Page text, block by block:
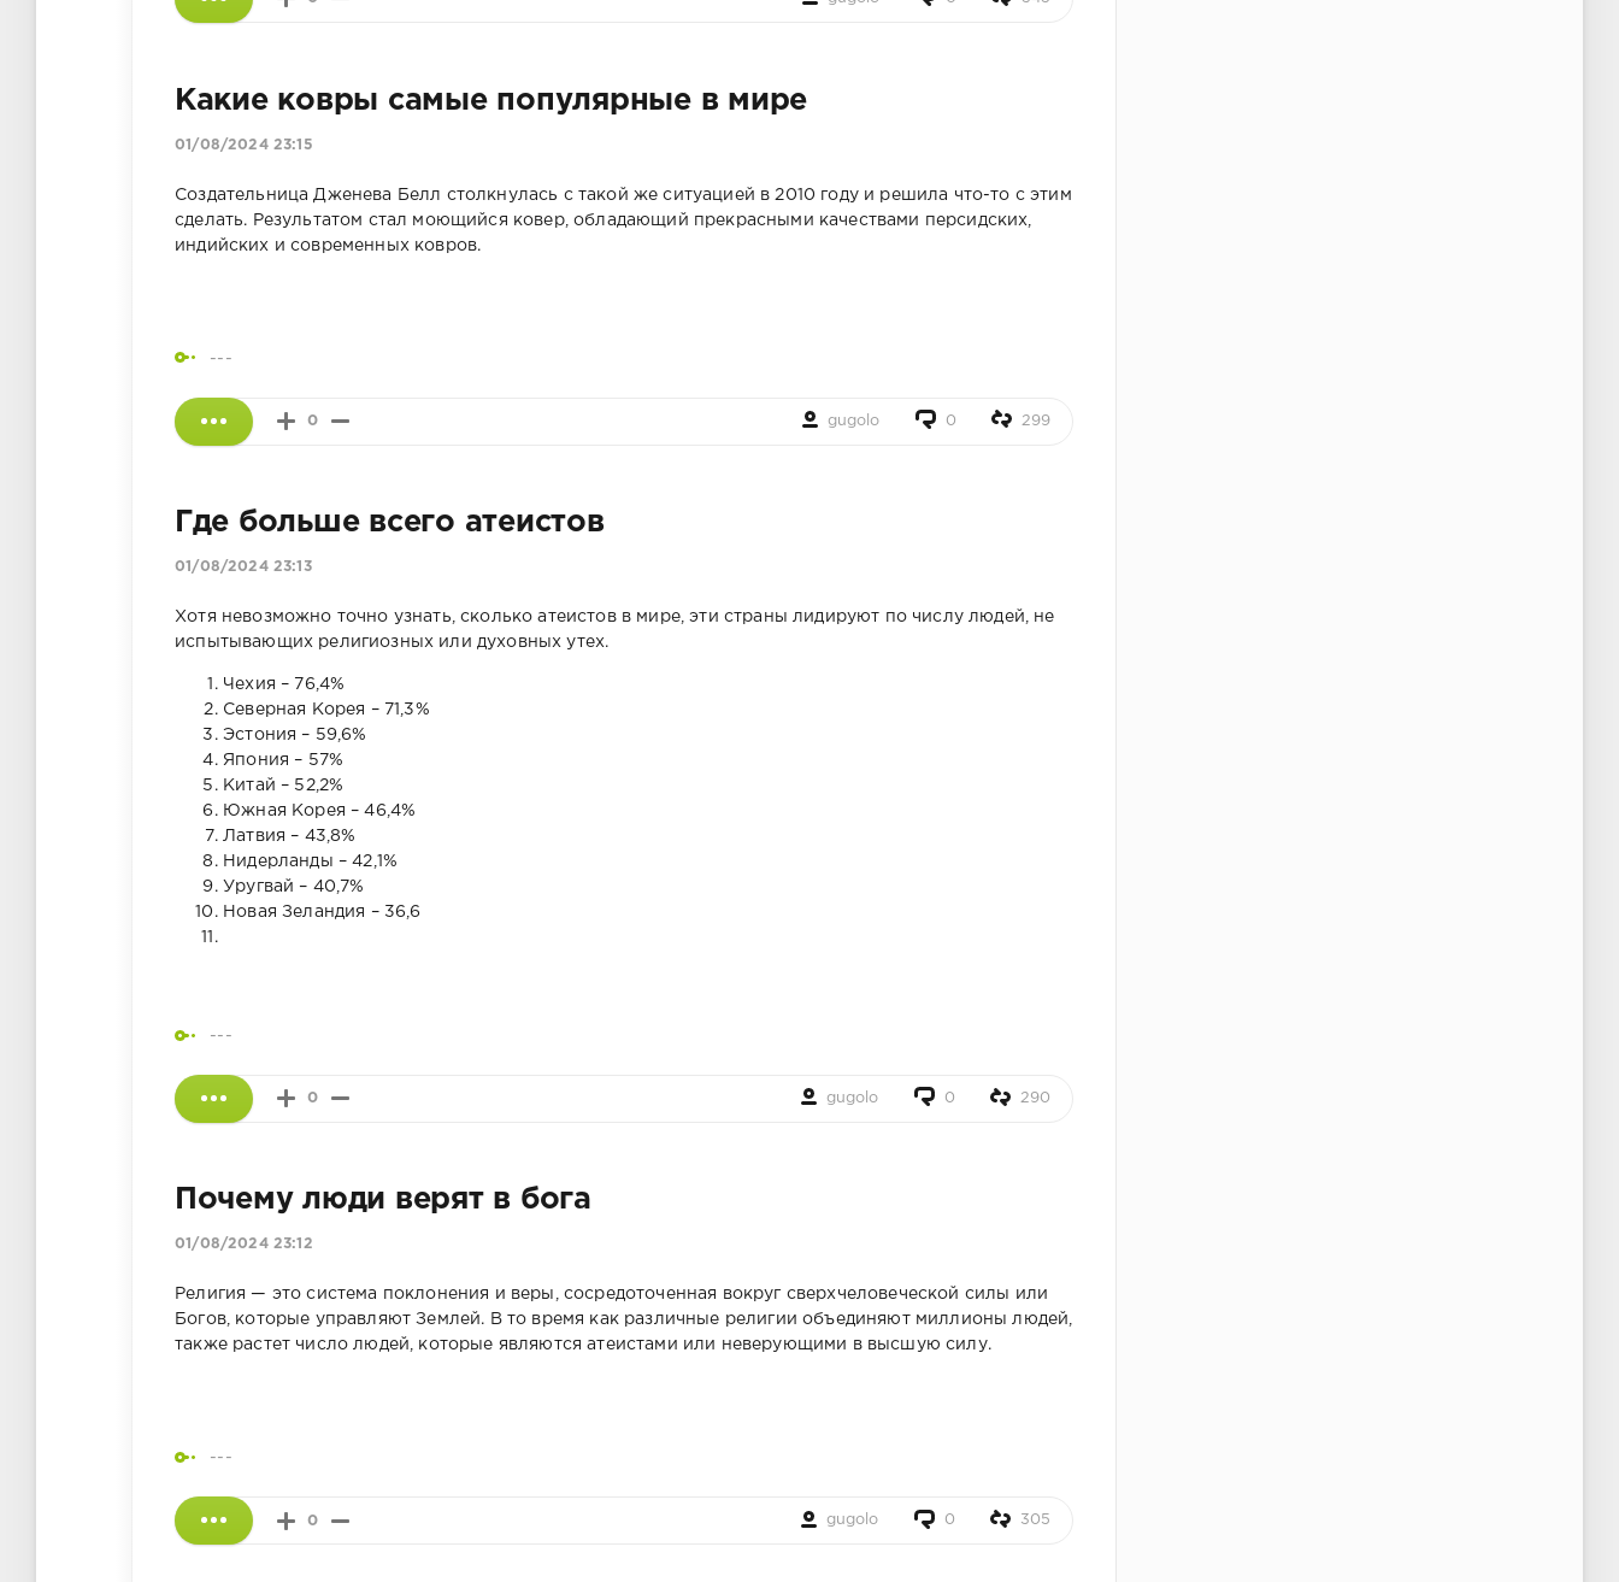
Какие ковры самые популярные в мире
01/08/2024 23:15
Создательница Дженева Белл столкнулась с такой же ситуацией в 2010 году и решила что-то с этим
сделать. Результатом стал моющийся ковер, обладающий прекрасными качествами персидских,
индийских и современных ковров.
---
0 gugolo 0 299
Где больше всего атеистов
01/08/2024 23:13
Хотя невозможно точно узнать, сколько атеистов в мире, эти страны лидируют по числу людей, не
испытывающих религиозных или духовных утех.
Чехия – 76,4%
Северная Корея – 71,3%
Эстония – 59,6%
Япония – 57%
Китай – 52,2%
Южная Корея – 46,4%
Латвия – 43,8%
Нидерланды – 42,1%
Уругвай – 40,7%
Новая Зеландия – 36,6
---
0 gugolo 0 290
Почему люди верят в бога
01/08/2024 23:12
Религия — это система поклонения и веры, сосредоточенная вокруг сверхчеловеческой силы или
Богов, которые управляют Землей. В то время как различные религии объединяют миллионы людей,
также растет число людей, которые являются атеистами или неверующими в высшую силу.
---
0 gugolo 0 305